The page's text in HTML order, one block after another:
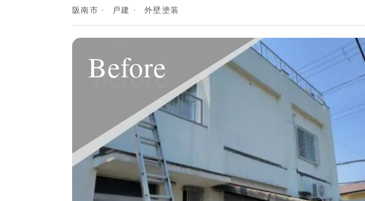
阪南市 戸建 外壁塗装
Before